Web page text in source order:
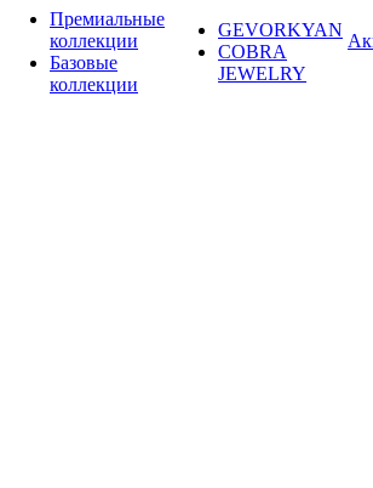
Премиальные
коллекции
Базовые
коллекции
GEVORKYAN
COBRA
JEWELRY